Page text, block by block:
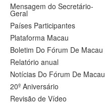
Mensagem do Secretário-
Geral
Países Participantes
Plataforma Macau
Boletim Do Fórum De Macau
Relatório anual
Notícias Do Fórum De Macau
20º Aniversário
Revisão de Vídeo